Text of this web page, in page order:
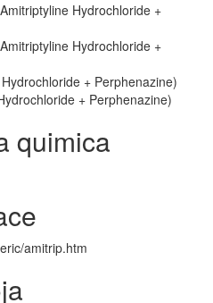
Hydrochloride +
Hydrochloride +
+ Perphenazine)
+ Perphenazine)
quimica
amitrip.htm